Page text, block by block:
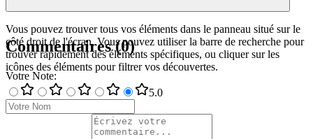
Vous pouvez trouver tous vos éléments dans le panneau situé sur le
côté droit de l'écran. Vous pouvez utiliser la barre de recherche pour
trouver rapidement des éléments spécifiques, ou cliquer sur les
icônes des éléments pour filtrer vos découvertes.
Commentaires(0)
Votre Note:
5.0